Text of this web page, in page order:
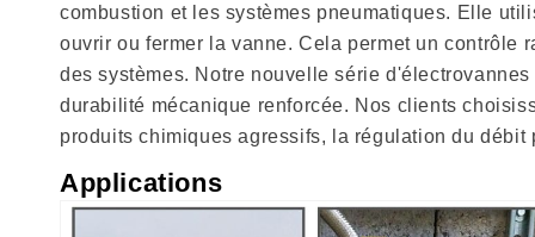
combustion et les systèmes pneumatiques. Elle
ouvrir ou fermer la vanne. Cela permet un contrôle
des systèmes. Notre nouvelle série
durabilité mécanique renforcée. Nos clients
produits chimiques agressifs, la régulation du
Applications